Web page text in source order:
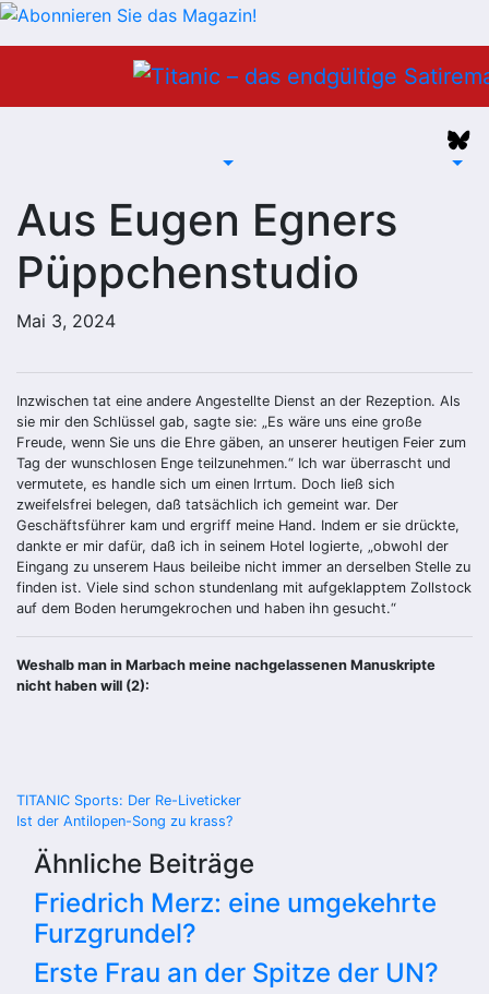
Aus Eugen Egners
Püppchenstudio
Mai 3, 2024
Inzwischen tat eine andere Angestellte Dienst an der Rezeption. Als
sie mir den Schlüssel gab, sagte sie: „Es wäre uns eine große
Freude, wenn Sie uns die Ehre gäben, an unserer heutigen Feier zum
Tag der wunschlosen Enge teilzunehmen.“ Ich war überrascht und
vermutete, es handle sich um einen Irrtum. Doch ließ sich
zweifelsfrei belegen, daß tatsächlich ich gemeint war. Der
Geschäftsführer kam und ergriff meine Hand. Indem er sie drückte,
dankte er mir dafür, daß ich in seinem Hotel logierte, „obwohl der
Eingang zu unserem Haus beileibe nicht immer an derselben Stelle zu
finden ist. Viele sind schon stundenlang mit aufgeklapptem Zollstock
auf dem Boden herumgekrochen und haben ihn gesucht.“
Weshalb man in Marbach meine nachgelassenen Manuskripte
nicht haben will (2):
Beitragsnavigation
TITANIC Sports: Der Re-Liveticker
Ist der Antilopen-Song zu krass?
Ähnliche Beiträge
Friedrich Merz: eine umgekehrte
Furzgrundel?
Erste Frau an der Spitze der UN?